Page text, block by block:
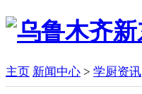
主页 新闻中心 > 学厨资讯